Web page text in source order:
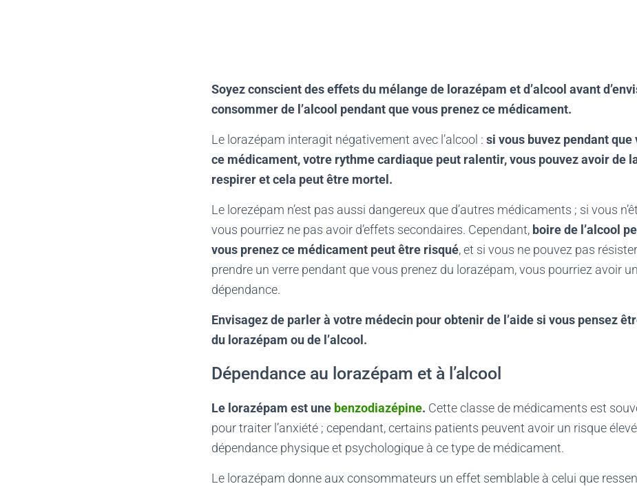
Soyez conscient des effets du mélange de lorazépam et d’alcool avant
consommer de l’alcool pendant que vous prenez ce médicament.
Le lorazépam interagit négativement avec l’alcool : si vous buvez pendant que
ce médicament, votre rythme cardiaque peut ralentir, vous pouvez avoir de
respirer et cela peut être mortel.
Le lorezépam n’est pas aussi dangereux que d’autres médicaments ; si vous
vous pourriez ne pas avoir d’effets secondaires. Cependant, boire de l’alcool
vous prenez ce médicament peut être risqué, et si vous ne pouvez pas résister
prendre un verre pendant que vous prenez du lorazépam, vous pourriez avoir
dépendance.
Envisagez de parler à votre médecin pour obtenir de l’aide si vous pensez
du lorazépam ou de l’alcool.
Dépendance au lorazépam et à l’alcool
Le lorazépam est une benzodiazépine. Cette classe de médicaments est
pour traiter l’anxiété ; cependant, certains patients peuvent avoir un risque
dépendance physique et psychologique à ce type de médicament.
Le lorazépam donne aux consommateurs un effet semblable à celui que